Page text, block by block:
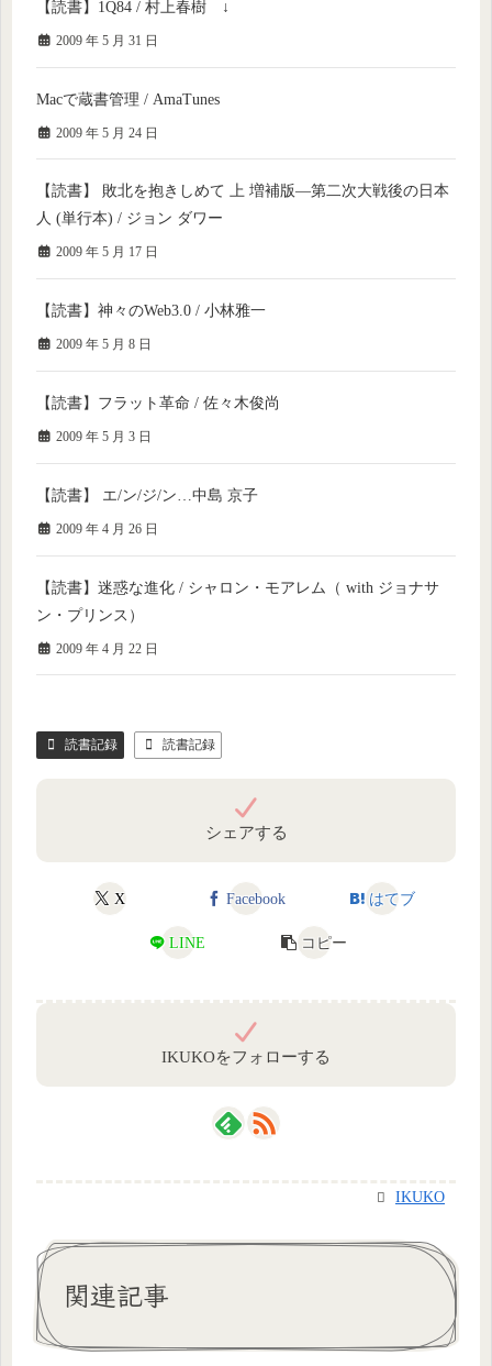
【読書】1Q84 / 村上春樹 ↓
2009 年 5 月 31 日
Macで蔵書管理 / AmaTunes
2009 年 5 月 24 日
【読書】 敗北を抱きしめて 上 増補版—第二次大戦後の日本
人 (単行本) / ジョン ダワー
2009 年 5 月 17 日
【読書】神々のWeb3.0 / 小林雅一
2009 年 5 月 8 日
【読書】フラット革命 / 佐々木俊尚
2009 年 5 月 3 日
【読書】 エ/ン/ジ/ン…中島 京子
2009 年 4 月 26 日
【読書】迷惑な進化 / シャロン・モアレム（ with ジョナサ
ン・プリンス）
2009 年 4 月 22 日
読書記録 読書記録
シェアする
X Facebook はてブ
LINE コピー
IKUKOをフォローする
IKUKO
関連記事